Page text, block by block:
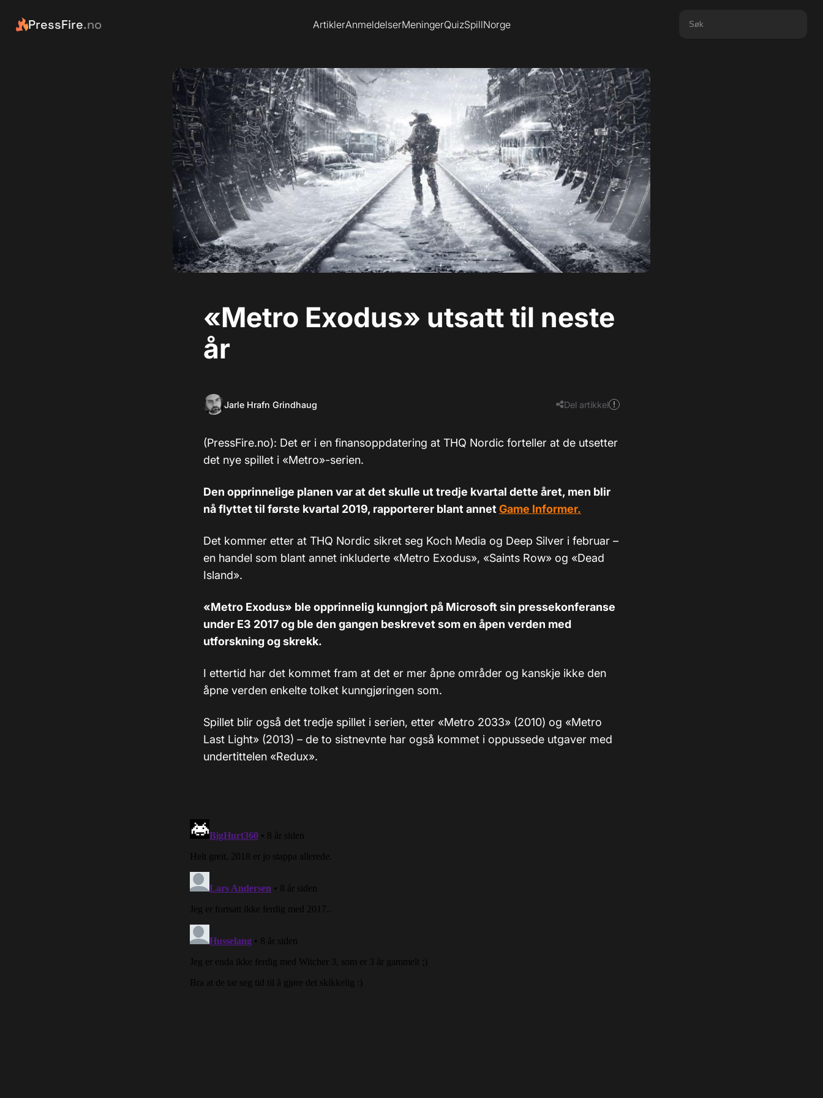
PressFire.no ArtiklerAnmeldelserMeningerQuizSpillNorge
«Metro Exodus» utsatt til neste
år
Jarle Hrafn Grindhaug Del artikkel
(PressFire.no): Det er i en finansoppdatering at THQ Nordic forteller at de utsetter
det nye spillet i «Metro»-serien.
Den opprinnelige planen var at det skulle ut tredje kvartal dette året, men blir
nå flyttet til første kvartal 2019, rapporterer blant annet Game Informer.
Det kommer etter at THQ Nordic sikret seg Koch Media og Deep Silver i februar –
en handel som blant annet inkluderte «Metro Exodus», «Saints Row» og «Dead
Island».
«Metro Exodus» ble opprinnelig kunngjort på Microsoft sin pressekonferanse
under E3 2017 og ble den gangen beskrevet som en åpen verden med
utforskning og skrekk.
I ettertid har det kommet fram at det er mer åpne områder og kanskje ikke den
åpne verden enkelte tolket kunngjøringen som.
Spillet blir også det tredje spillet i serien, etter «Metro 2033» (2010) og «Metro
Last Light» (2013) – de to sistnevnte har også kommet i oppussede utgaver med
undertittelen «Redux».